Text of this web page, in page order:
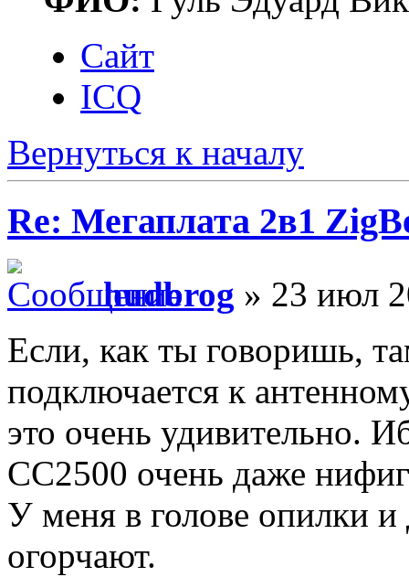
Сайт
ICQ
Вернуться к началу
Re: Мегаплата 2в1
hudbrog » 23 июл
Если, как ты говоришь,
подключается к
это очень удивительно.
CC2500 очень даже
У меня в голове опилки
огорчают.